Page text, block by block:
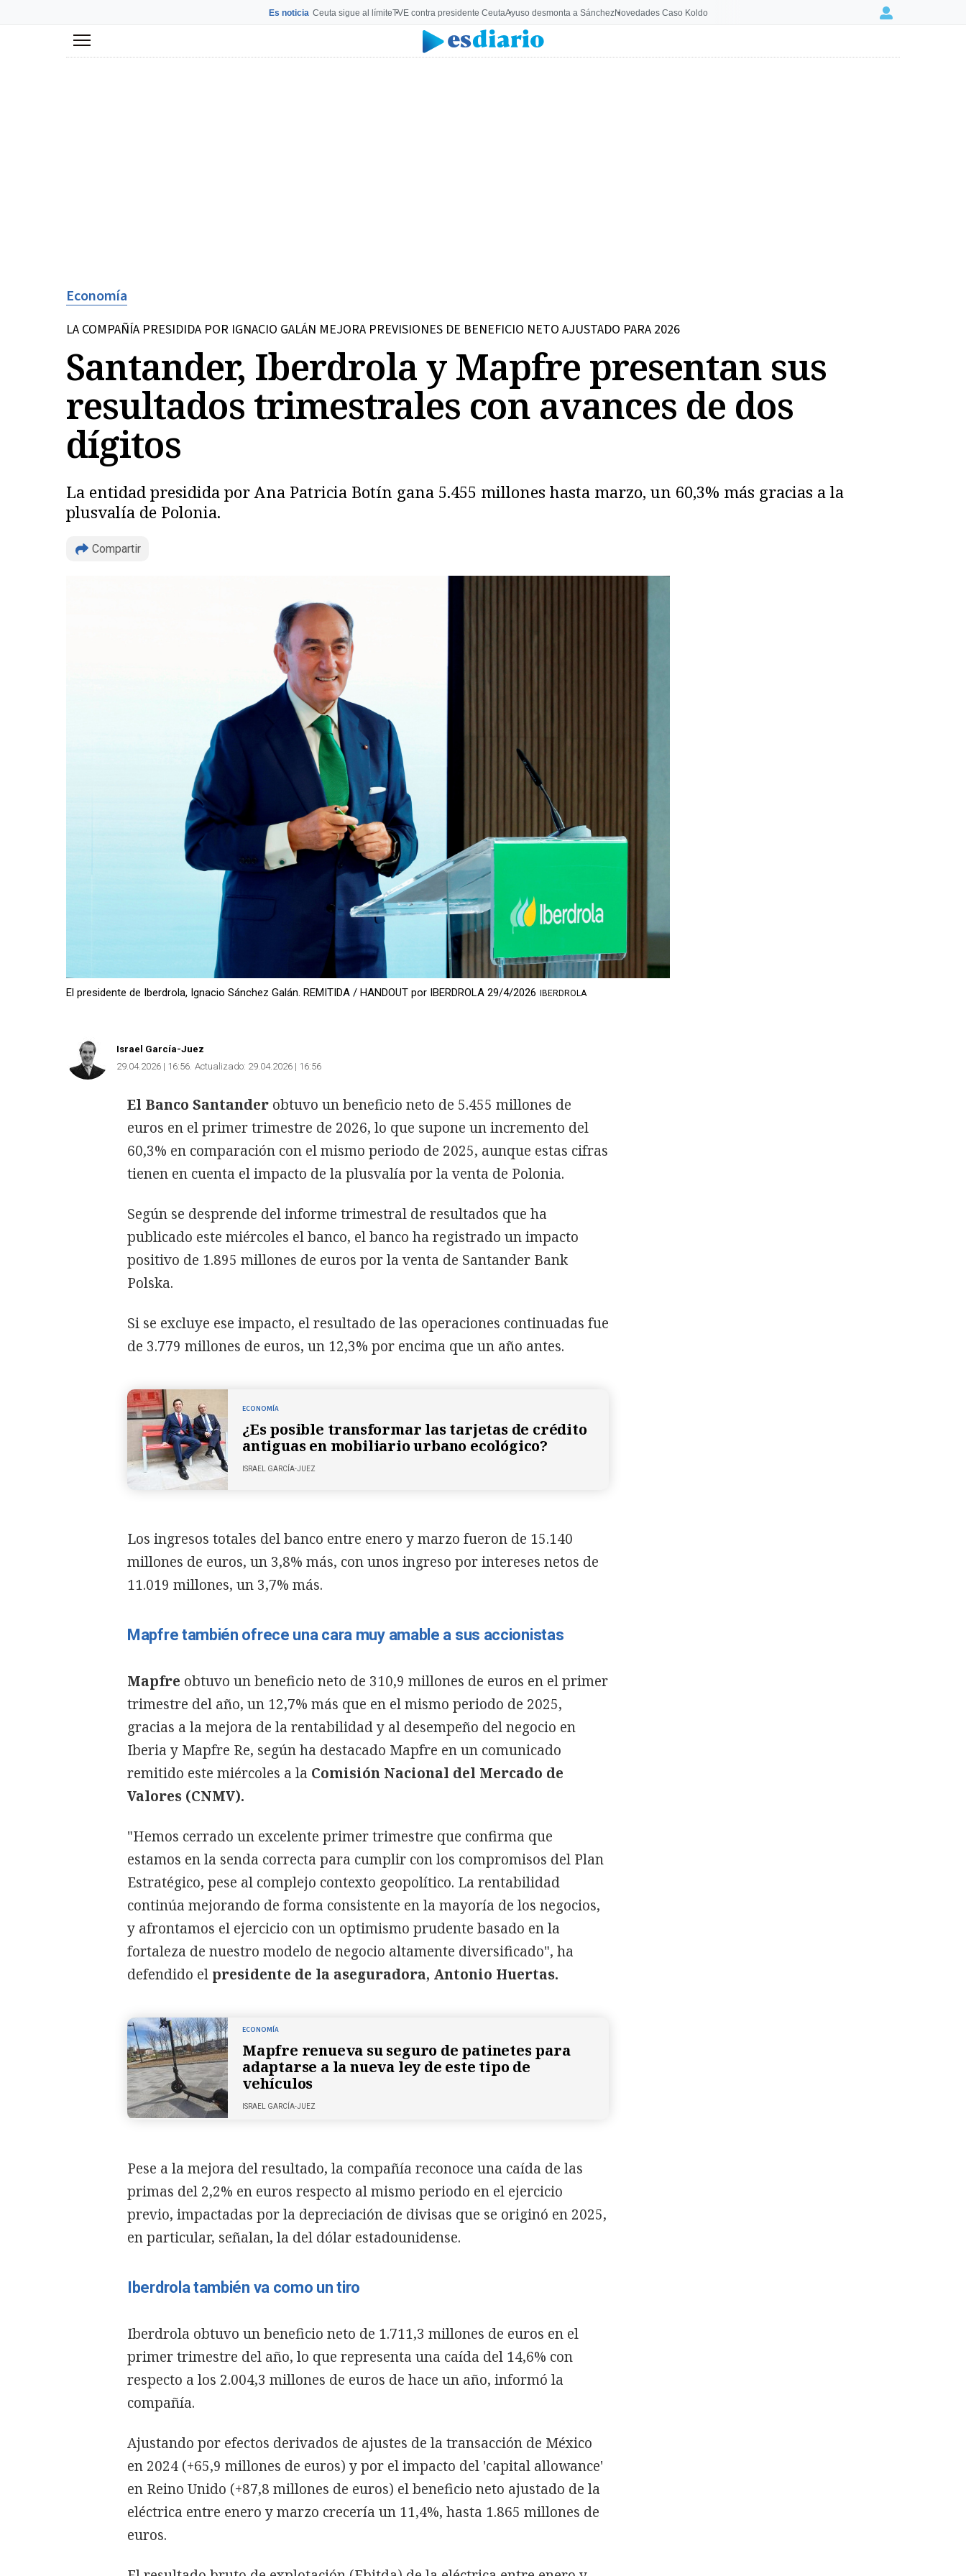
Es noticia Ceuta sigue al límiteTVE contra presidente CeutaAyuso desmonta a SánchezNovedades Caso Koldo Login
Menú
Economía
LA COMPAÑÍA PRESIDIDA POR IGNACIO GALÁN MEJORA PREVISIONES DE BENEFICIO NETO AJUSTADO PARA 2026
Santander, Iberdrola y Mapfre presentan sus
resultados trimestrales con avances de dos
dígitos
La entidad presidida por Ana Patricia Botín gana 5.455 millones hasta marzo, un 60,3% más gracias a la
plusvalía de Polonia.
Compartir
El presidente de Iberdrola, Ignacio Sánchez Galán. REMITIDA / HANDOUT por IBERDROLA 29/4/2026 IBERDROLA
Israel García-Juez
29.04.2026 | 16:56 Actualizado: 29.04.2026 | 16:56
El Banco Santander obtuvo un beneficio neto de 5.455 millones de
euros en el primer trimestre de 2026, lo que supone un incremento del
60,3% en comparación con el mismo periodo de 2025, aunque estas cifras
tienen en cuenta el impacto de la plusvalía por la venta de Polonia.
Según se desprende del informe trimestral de resultados que ha
publicado este miércoles el banco, el banco ha registrado un impacto
positivo de 1.895 millones de euros por la venta de Santander Bank
Polska.
Si se excluye ese impacto, el resultado de las operaciones continuadas fue
de 3.779 millones de euros, un 12,3% por encima que un año antes.
ECONOMÍA
¿Es posible transformar las tarjetas de crédito
antiguas en mobiliario urbano ecológico?
ISRAEL GARCÍA-JUEZ
Los ingresos totales del banco entre enero y marzo fueron de 15.140
millones de euros, un 3,8% más, con unos ingreso por intereses netos de
11.019 millones, un 3,7% más.
Mapfre también ofrece una cara muy amable a sus accionistas
Mapfre obtuvo un beneficio neto de 310,9 millones de euros en el primer
trimestre del año, un 12,7% más que en el mismo periodo de 2025,
gracias a la mejora de la rentabilidad y al desempeño del negocio en
Iberia y Mapfre Re, según ha destacado Mapfre en un comunicado
remitido este miércoles a la Comisión Nacional del Mercado de
Valores (CNMV).
"Hemos cerrado un excelente primer trimestre que confirma que
estamos en la senda correcta para cumplir con los compromisos del Plan
Estratégico, pese al complejo contexto geopolítico. La rentabilidad
continúa mejorando de forma consistente en la mayoría de los negocios,
y afrontamos el ejercicio con un optimismo prudente basado en la
fortaleza de nuestro modelo de negocio altamente diversificado", ha
defendido el presidente de la aseguradora, Antonio Huertas.
ECONOMÍA
Mapfre renueva su seguro de patinetes para
adaptarse a la nueva ley de este tipo de
vehículos
ISRAEL GARCÍA-JUEZ
Pese a la mejora del resultado, la compañía reconoce una caída de las
primas del 2,2% en euros respecto al mismo periodo en el ejercicio
previo, impactadas por la depreciación de divisas que se originó en 2025,
en particular, señalan, la del dólar estadounidense.
Iberdrola también va como un tiro
Iberdrola obtuvo un beneficio neto de 1.711,3 millones de euros en el
primer trimestre del año, lo que representa una caída del 14,6% con
respecto a los 2.004,3 millones de euros de hace un año, informó la
compañía.
Ajustando por efectos derivados de ajustes de la transacción de México
en 2024 (+65,9 millones de euros) y por el impacto del 'capital allowance'
en Reino Unido (+87,8 millones de euros) el beneficio neto ajustado de la
eléctrica entre enero y marzo crecería un 11,4%, hasta 1.865 millones de
euros.